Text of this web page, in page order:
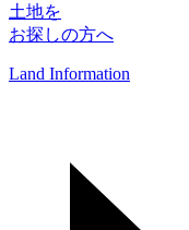
土地を
お探しの方へ
Land Information